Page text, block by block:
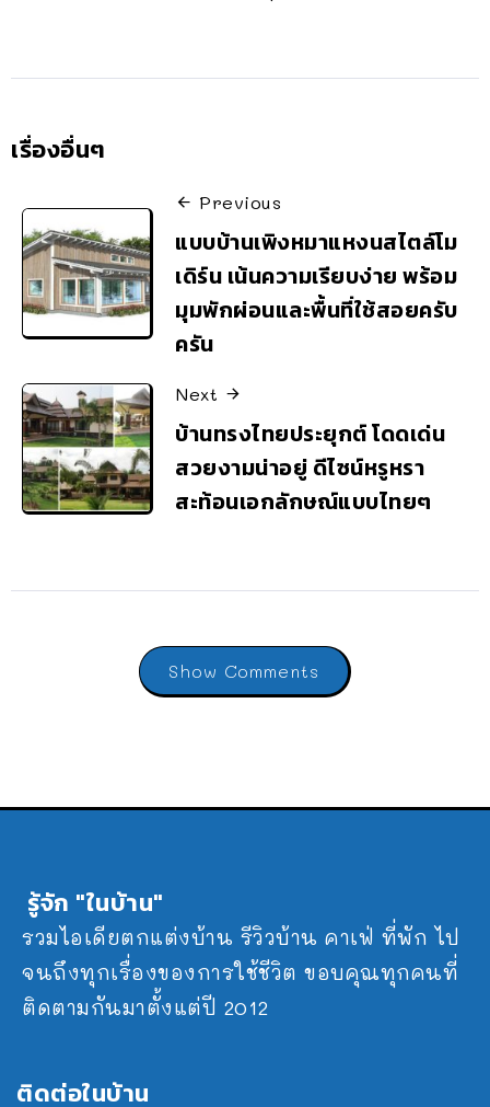
เรื่องอื่นๆ
Previous
แบบบ้านเพิงหมาแหงนสไตล์โม
เดิร์น เน้นความเรียบง่าย พร้อม
มุมพักผ่อนและพื้นที่ใช้สอยครับ
ครัน
Next
บ้านทรงไทยประยุกต์ โดดเด่น
สวยงามน่าอยู่ ดีไซน์หรูหรา
สะท้อนเอกลักษณ์แบบไทยๆ
Show Comments
รู้จัก "ในบ้าน"
รวมไอเดียตกแต่งบ้าน รีวิวบ้าน คาเฟ่ ที่พัก ไป
จนถึงทุกเรื่องของการใช้ชีวิต ขอบคุณทุกคนที่
ติดตามกันมาตั้งแต่ปี 2012
ติดต่อในบ้าน